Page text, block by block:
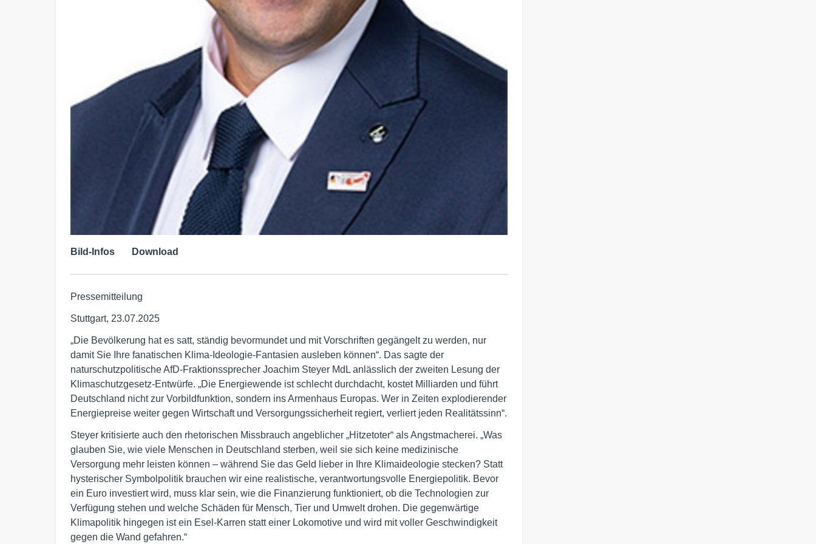
Bild-Infos Download
Pressemitteilung
Stuttgart, 23.07.2025
„Die Bevölkerung hat es satt, ständig bevormundet und mit Vorschriften gegängelt zu werden, nur
damit Sie Ihre fanatischen Klima-Ideologie-Fantasien ausleben können“. Das sagte der
naturschutzpolitische AfD-Fraktionssprecher Joachim Steyer MdL anlässlich der zweiten Lesung der
Klimaschutzgesetz-Entwürfe. „Die Energiewende ist schlecht durchdacht, kostet Milliarden und führt
Deutschland nicht zur Vorbildfunktion, sondern ins Armenhaus Europas. Wer in Zeiten explodierender
Energiepreise weiter gegen Wirtschaft und Versorgungssicherheit regiert, verliert jeden Realitätssinn“.
Steyer kritisierte auch den rhetorischen Missbrauch angeblicher „Hitzetoter“ als Angstmacherei. „Was
glauben Sie, wie viele Menschen in Deutschland sterben, weil sie sich keine medizinische
Versorgung mehr leisten können – während Sie das Geld lieber in Ihre Klimaideologie stecken? Statt
hysterischer Symbolpolitik brauchen wir eine realistische, verantwortungsvolle Energiepolitik. Bevor
ein Euro investiert wird, muss klar sein, wie die Finanzierung funktioniert, ob die Technologien zur
Verfügung stehen und welche Schäden für Mensch, Tier und Umwelt drohen. Die gegenwärtige
Klimapolitik hingegen ist ein Esel-Karren statt einer Lokomotive und wird mit voller Geschwindigkeit
gegen die Wand gefahren.“